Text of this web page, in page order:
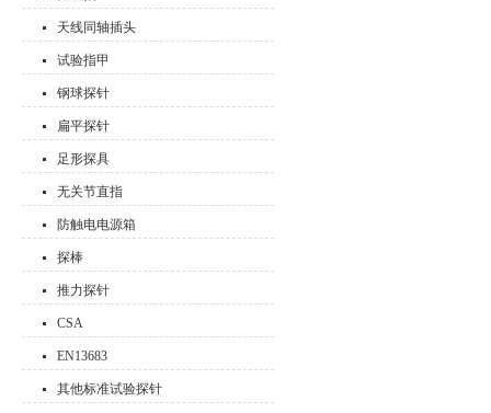
天线同轴插头
试验指甲
钢球探针
扁平探针
足形探具
无关节直指
防触电电源箱
探棒
推力探针
CSA
EN13683
其他标准试验探针